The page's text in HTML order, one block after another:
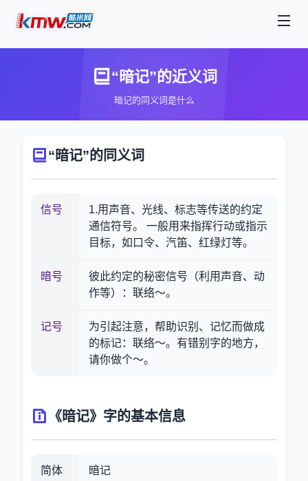
“暗记”的近义词
暗记的同义词是什么
“暗记”的同义词
信号
1.用声音、光线、标志等传送的约定
通信符号。 一般用来指挥行动或指示
目标，如口令、汽笛、红绿灯等。
暗号
彼此约定的秘密信号（利用声音、动
作等）：联络～。
记号
为引起注意，帮助识别、记忆而做成
的标记：联络～。有错别字的地方，
请你做个～。
《暗记》字的基本信息
简体 暗记